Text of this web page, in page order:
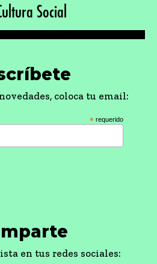
Social
coloca tu email:
* requerido
en tus redes sociales: